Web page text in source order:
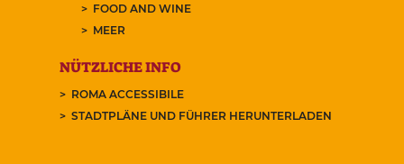
FOOD AND WINE
MEER
NÜTZLICHE INFO
ROMA ACCESSIBILE
STADTPLÄNE UND FÜHRER HERUNTERLADEN